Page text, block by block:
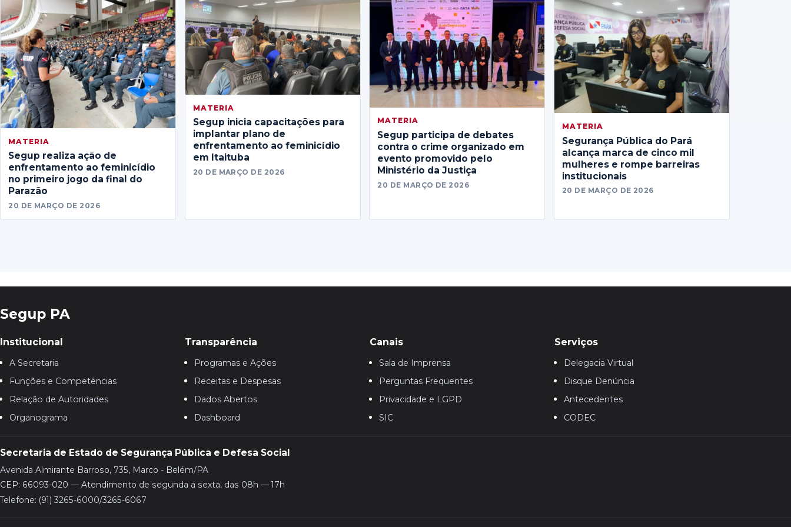
MATERIA
Segup realiza ação de
enfrentamento ao feminicídio
no primeiro jogo da final do
Parazão
20 DE MARÇO DE 2026
MATERIA
Segup inicia capacitações para
implantar plano de
enfrentamento ao feminicídio
em Itaituba
20 DE MARÇO DE 2026
MATERIA
Segup participa de debates
contra o crime organizado em
evento promovido pelo
Ministério da Justiça
20 DE MARÇO DE 2026
MATERIA
Segurança Pública do Pará
alcança marca de cinco mil
mulheres e rompe barreiras
institucionais
20 DE MARÇO DE 2026
Segup PA
Institucional
A Secretaria
Funções e Competências
Relação de Autoridades
Organograma
Transparência
Programas e Ações
Receitas e Despesas
Dados Abertos
Dashboard
Canais
Sala de Imprensa
Perguntas Frequentes
Privacidade e LGPD
SIC
Serviços
Delegacia Virtual
Disque Denúncia
Antecedentes
CODEC
Secretaria de Estado de Segurança Pública e Defesa Social
Avenida Almirante Barroso, 735, Marco - Belém/PA
CEP: 66093-020 — Atendimento de segunda a sexta, das 08h — 17h
Telefone: (91) 3265-6000/3265-6067